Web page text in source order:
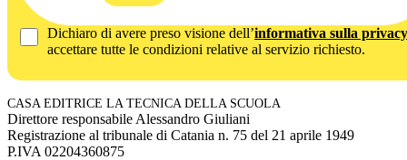
Dichiaro di avere preso visione dell’informativa sulla privacy
accettare tutte le condizioni relative al servizio richiesto.
CASA EDITRICE LA TECNICA DELLA SCUOLA
Direttore responsabile Alessandro Giuliani
Registrazione al tribunale di Catania n. 75 del 21 aprile 1949
P.IVA 02204360875